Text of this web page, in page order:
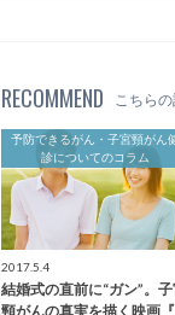
RECOMMEND こちら
予防できるがん・子宮頸がん
診についてのコラム
2017.5.4
結婚式の直前に“ガン”。
頸がんの真実を描く映画